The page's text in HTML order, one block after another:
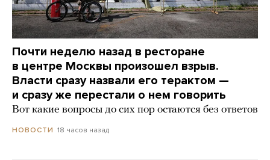
Почти неделю назад в ресторане
в центре Москвы произошел взрыв.
Власти сразу назвали его терактом —
и сразу же перестали о нем говорить
Вот какие вопросы до сих пор остаются без ответов
НОВОСТИ 18 часов назад